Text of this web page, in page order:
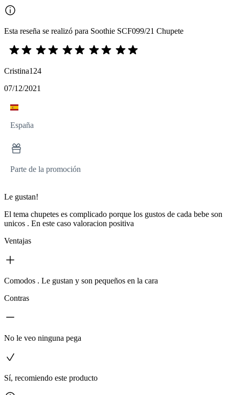
Esta reseña se realizó para Soothie SCF099/21 Chupete
Cristina124
07/12/2021
España
Parte de la promoción
Le gustan!
El tema chupetes es complicado porque los gustos de cada bebe son
unicos . En este caso valoracion positiva
Ventajas
Comodos . Le gustan y son pequeños en la cara
Contras
No le veo ninguna pega
Sí, recomiendo este producto